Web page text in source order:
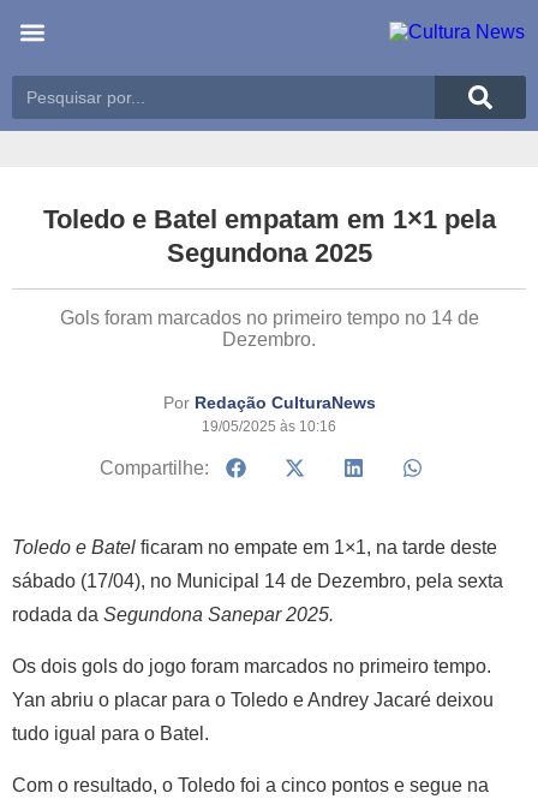
Toledo e Batel empatam em 1×1 pela
Segundona 2025
Gols foram marcados no primeiro tempo no 14 de
Dezembro.
Por Redação CulturaNews
19/05/2025 às 10:16
Compartilhe:
Toledo e Batel ficaram no empate em 1×1, na tarde deste
sábado (17/04), no Municipal 14 de Dezembro, pela sexta
rodada da Segundona Sanepar 2025.
Os dois gols do jogo foram marcados no primeiro tempo.
Yan abriu o placar para o Toledo e Andrey Jacaré deixou
tudo igual para o Batel.
Com o resultado, o Toledo foi a cinco pontos e segue na